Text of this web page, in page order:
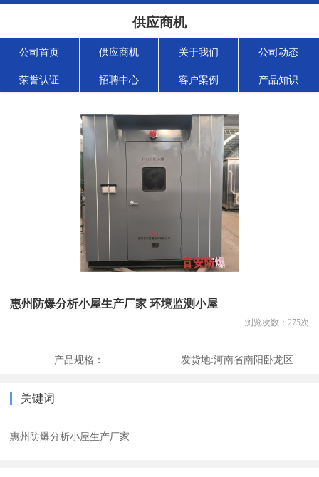
供应商机
公司首页 供应商机 关于我们 公司动态
荣誉认证 招聘中心 客户案例 产品知识
惠州防爆分析小屋生产厂家 环境监测小屋
浏览次数： 275次
产品规格： 发货地:河南省南阳卧龙区
关键词
惠州防爆分析小屋生产厂家